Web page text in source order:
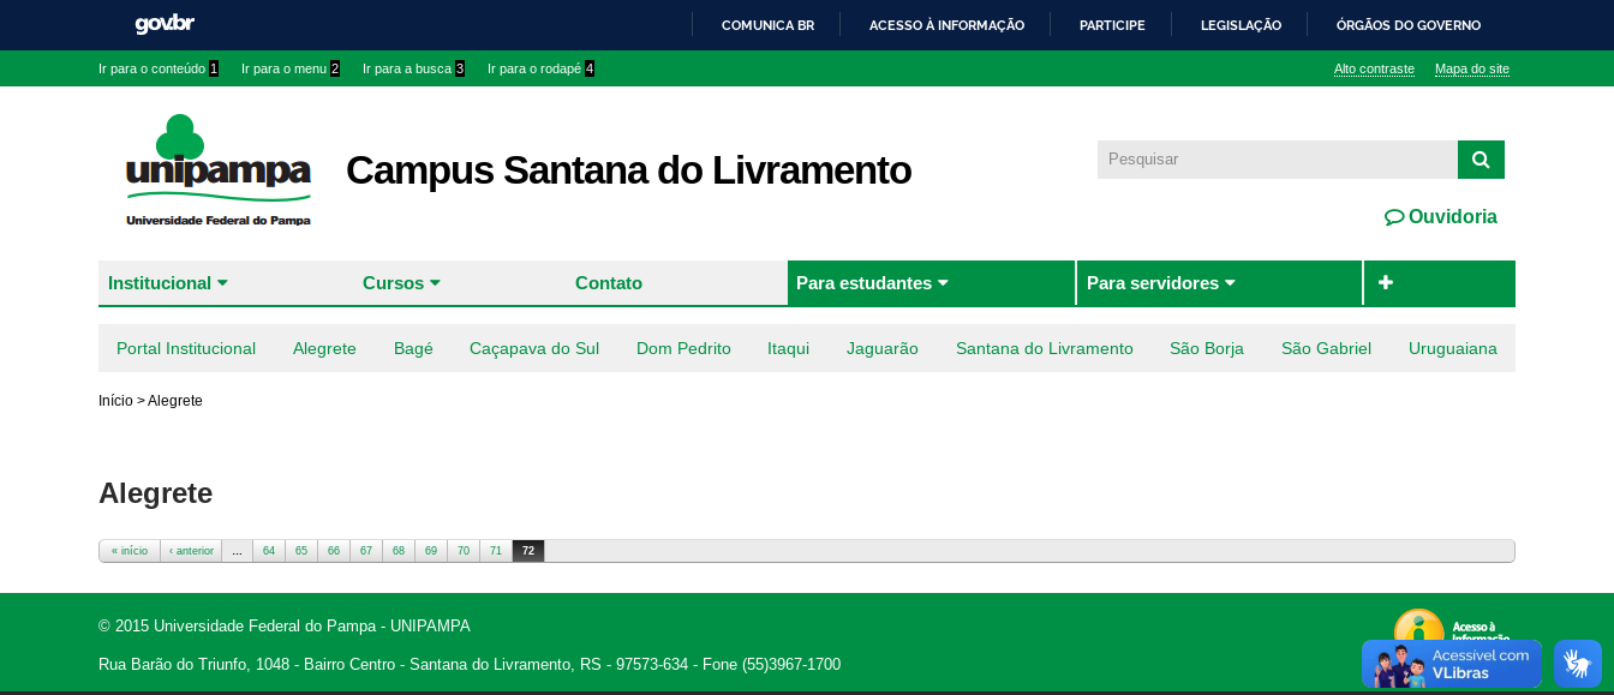
COMUNICA BR ACESSO À INFORMAÇÃO PARTICIPE LEGISLAÇÃO ÓRGÃOS DO GOVERNO
Ir para o conteúdo 1 Ir para o menu 2 Ir para a busca 3 Ir para o rodapé 4 Alto contraste Mapa do site
Campus Santana do Livramento
Ouvidoria
Institucional Cursos Contato Para estudantes Para servidores
Portal Institucional Alegrete Bagé Caçapava do Sul Dom Pedrito Itaqui Jaguarão Santana do Livramento São Borja São Gabriel Uruguaiana
Início >Alegrete
Alegrete
« início ‹ anterior 64 65 66 67 68 69 70 71 72
© 2015 Universidade Federal do Pampa - UNIPAMPA
Rua Barão do Triunfo, 1048 - Bairro Centro - Santana do Livramento, RS - 97573-634 - Fone (55)3967-1700